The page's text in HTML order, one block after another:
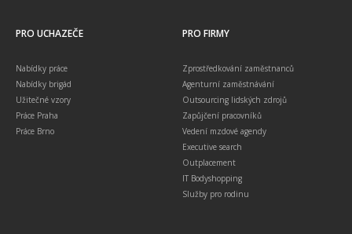
PRO UCHAZEČE
Nabídky práce
Nabídky brigád
Užitečné vzory
Práce Praha
Práce Brno
PRO FIRMY
Zprostředkování zaměstnanců
Agenturní zaměstnávání
Outsourcing lidských zdrojů
Zapůjčení pracovníků
Vedení mzdové agendy
Executive search
Outplacement
IT Bodyshopping
Služby pro rodinu